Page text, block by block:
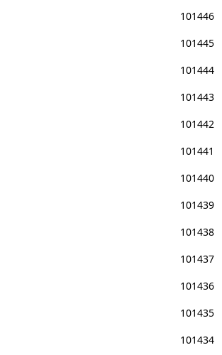
101446
101445
101444
101443
101442
101441
101440
101439
101438
101437
101436
101435
101434